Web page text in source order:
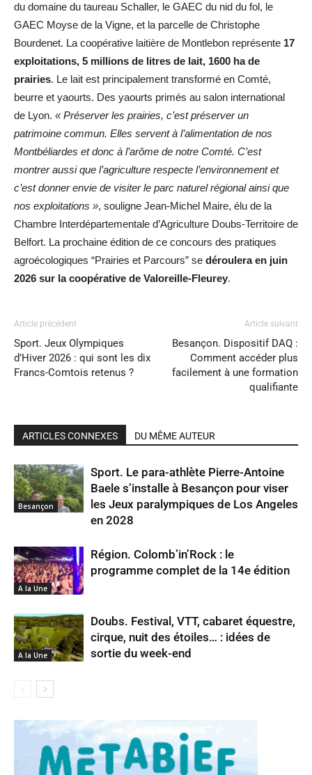
du domaine du taureau Schaller, le GAEC du nid du fol, le
GAEC Moyse de la Vigne, et la parcelle de Christophe
Bourdenet. La coopérative laitière de Montlebon représente 17
exploitations, 5 millions de litres de lait, 1600 ha de
prairies. Le lait est principalement transformé en Comté,
beurre et yaourts. Des yaourts primés au salon international
de Lyon. « Préserver les prairies, c’est préserver un
patrimoine commun. Elles servent à l’alimentation de nos
Montbéliardes et donc à l’arôme de notre Comté. C’est
montrer aussi que l’agriculture respecte l’environnement et
c’est donner envie de visiter le parc naturel régional ainsi que
nos exploitations », souligne Jean-Michel Maire, élu de la
Chambre Interdépartementale d’Agriculture Doubs-Territoire de
Belfort. La prochaine édition de ce concours des pratiques
agroécologiques “Prairies et Parcours” se déroulera en juin
2026 sur la coopérative de Valoreille-Fleurey.
Article précédent
Sport. Jeux Olympiques
d’Hiver 2026 : qui sont les dix
Francs-Comtois retenus ?
Article suivant
Besançon. Dispositif DAQ :
Comment accéder plus
facilement à une formation
qualifiante
ARTICLES CONNEXES DU MÊME AUTEUR
Besançon
Sport. Le para-athlète Pierre-Antoine
Baele s’installe à Besançon pour viser
les Jeux paralympiques de Los Angeles
en 2028
A la Une
Région. Colomb’in’Rock : le
programme complet de la 14e édition
A la Une
Doubs. Festival, VTT, cabaret équestre,
cirque, nuit des étoiles… : idées de
sortie du week-end